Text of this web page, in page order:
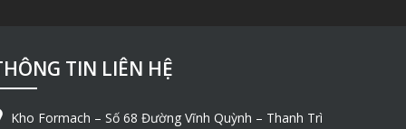
TIN LIÊN HỆ
Kho Formach – Số 68 Đường Vĩnh Quỳnh – Thanh Trì